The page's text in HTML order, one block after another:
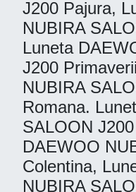
J200 Pajura,
NUBIRA
Luneta
J200
NUBIRA
Romana.
SALOON
DAEWOO
Colentina,
NUBIRA